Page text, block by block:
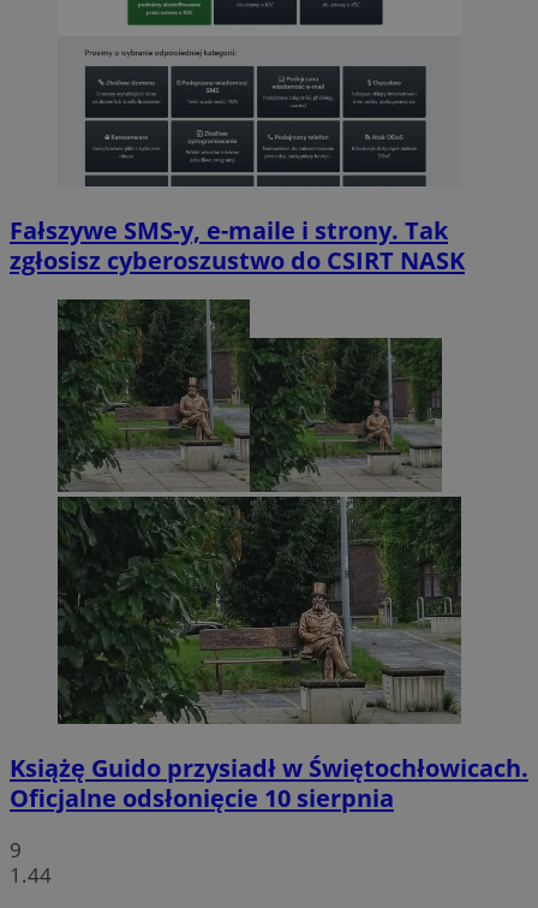
Fałszywe SMS-y, e-maile i strony. Tak
zgłosisz cyberoszustwo do CSIRT NASK
Książę Guido przysiadł w Świętochłowicach.
Oficjalne odsłonięcie 10 sierpnia
9
1.44